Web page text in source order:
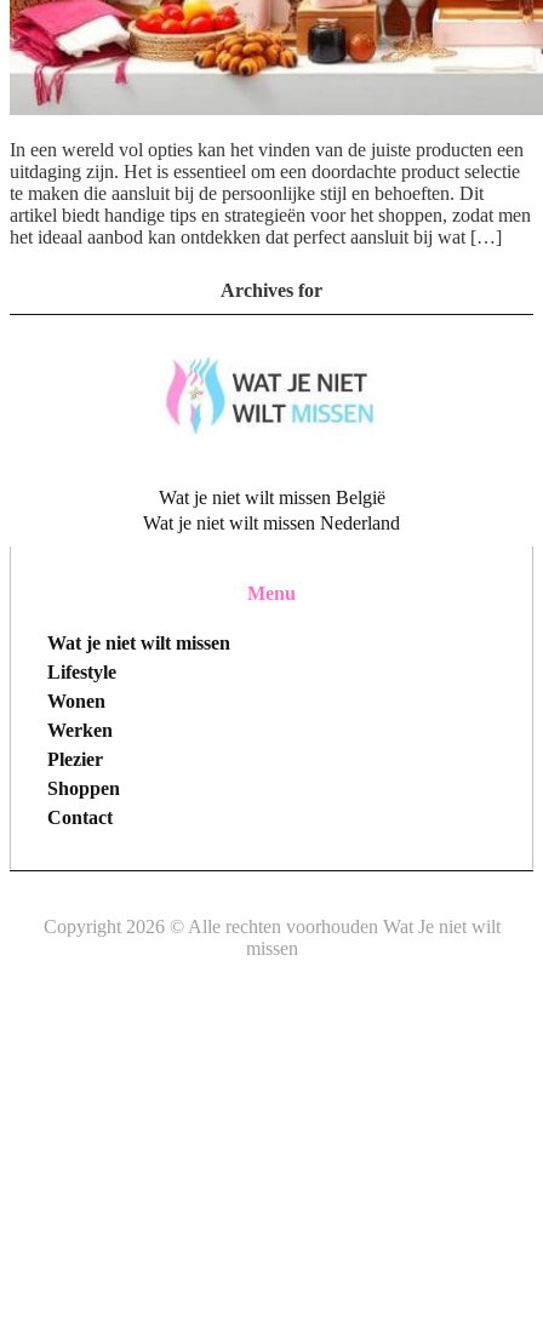
In een wereld vol opties kan het vinden van de juiste producten een
uitdaging zijn. Het is essentieel om een doordachte product selectie
te maken die aansluit bij de persoonlijke stijl en behoeften. Dit
artikel biedt handige tips en strategieën voor het shoppen, zodat men
het ideaal aanbod kan ontdekken dat perfect aansluit bij wat […]
Archives for
Wat je niet wilt missen België
Wat je niet wilt missen Nederland
Menu
Wat je niet wilt missen
Lifestyle
Wonen
Werken
Plezier
Shoppen
Contact
Copyright 2026 © Alle rechten voorhouden Wat Je niet wilt
missen